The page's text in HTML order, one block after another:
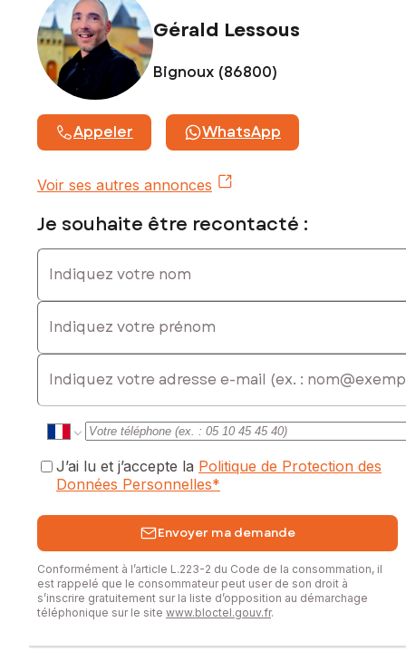
exposé sont disponibles sur le site Géorisques :
www.georisques.gouv.fr
Prix de vente : 62 000 €
Honoraires charge vendeur
Contactez votre conseiller SAFTI : Gérald LESSOUS, Tél. :
0686181376, E-mail : gerald.lessous@safti.fr - EI - Agent
commercial immatriculé au RSAC de Poitiers sous le numéro
Gérald Lessous
Bignoux (86800)
Appeler WhatsApp
Voir ses autres annonces
Je souhaite être recontacté :
Indiquez votre nom
Indiquez votre prénom
E-mail
J’ai lu et j’accepte la Politique de Protection des
Données Personnelles*
Envoyer ma demande
Conformément à l’article L.223-2 du Code de la consommation, il
est rappelé que le consommateur peut user de son droit à
s’inscrire gratuitement sur la liste d’opposition au démarchage
téléphonique sur le site www.bloctel.gouv.fr.